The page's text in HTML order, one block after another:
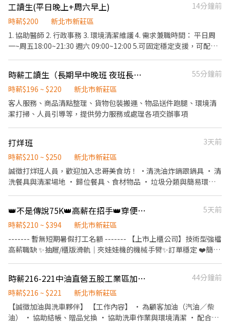
輔大捷運4分、新莊好市多4分) ✨工作時間：日班08:00~17:00 ✨休
假制度：週休二日(六日) ✨工作內容：金屬相關製造、簡單擦拭、
包裝、上下料 ✨薪資結構：時薪 205/H 薪約$36,000(含津貼) ✨用餐
規定：可代訂便當(月結) ✨休息時間：上午下固定間休、中午60分
非詐騙請安心求職 ❌免費報名不收取任何費用請放心
工讀生(平日晚上+周六早上)
14分鐘前
時薪$200
新北市新莊區
1. 協助醫師 2. 行政事務 3. 環境清潔維護 4. 需求兼職時間： 平日周
一~周五18:00~21:30 週六 09:00~12:00 5.可固定穩定支援，可配合
時薪工讀生（長期早中晚班 夜班長期）
55分鐘前
時薪$196 ~ $220
新北市新莊區
客人服務、商品清點整理、貨物包裝搬運、物品送件跑腿、環境清
潔打掃、人員引導等，提供勞力服務或處理各項交辦事項
打烊班
3天前
時薪$210 ~ $250
新北市新莊區
誠徵打烊班人員，歡迎加入忠哥美食坊！ ·清洗油炸鍋跟鍋具 • 清
洗餐具與清潔場地 • 歸位餐具、食材物品 • 垃圾分類與簡易環境
👑不是傳說75K👑高薪在招手👑穿便服上班【週領高達7200】✨週休二日#高錄取
5天前
時薪$210 ~ $394
新北市新莊區
------- 暫無短期暑假打工名額 ------- 【上市上櫃公司】技術型強檔
高薪職缺 ✨抽屜/櫃版滑軌｜夾娃娃機的機械手臂✨訂單穩定 ❤️簡單
上工免無塵衣 ⭐️提供免費機車位汽車位 ⭐️提供美味員工餐廳 ⭐️提供
吸菸區 ⭐️廠內有便利商店 - 【工作地點】新北市樹林區三多路➜近三
多國中 【工作內容】滾珠螺桿／線性滑軌 機台操作、組裝、檢驗➜
久站 【休息時間】中午休息1h 上下午各10分 【休假方式】週休二
時薪216-221中油直營五股工業區加油站徵加油洗車夥伴
44分鐘前
時薪$216 ~ $221
新北市新莊區
【誠徵加油與洗車夥伴】 【工作內容】 • 為顧客加油（汽油／柴
油） • 協助結帳、贈品兌換 • 協助洗車作業與環境清潔 • 配合主